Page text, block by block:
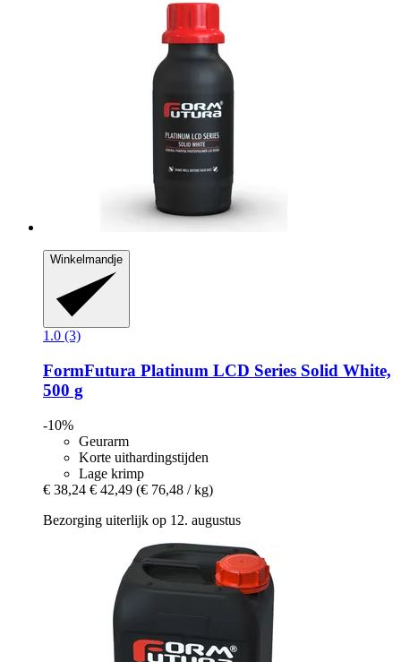
Winkelmandje
1.0 (3)
FormFutura Platinum LCD Series Solid White,
500 g
-10%
Geurarm
Korte uithardingstijden
Lage krimp
€ 38,24 € 42,49 (€ 76,48 / kg)
Bezorging uiterlijk op 12. augustus